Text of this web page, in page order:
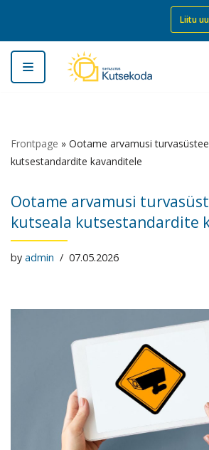
Skip
to
content
Liitu
Frontpage » Ootame arvamusi
kutsestandardite kavanditele
Ootame arvamusi
kutseala kutsestandardite
by admin 07.05.2026